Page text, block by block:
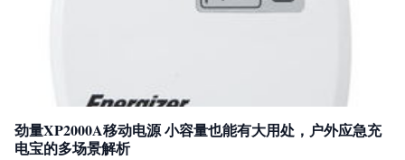
劲量XP2000A移动电源 小容量也能有大用处，户外应急充
电宝的多场景解析